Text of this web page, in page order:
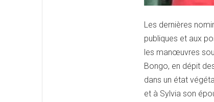
Les dernières
publiques et aux
les manœuvres
Bongo, en dépit
dans un état
et à Sylvia son